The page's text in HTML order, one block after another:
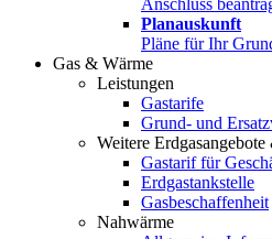
Anschluss
Planauskunft
Pläne für Ihr
Gas & Wärme
Leistungen
Gastarife
Grund- und
Weitere Erdgasangebote
Gastarif für
Erdgastankstelle
Gasbeschaffenheit
Nahwärme